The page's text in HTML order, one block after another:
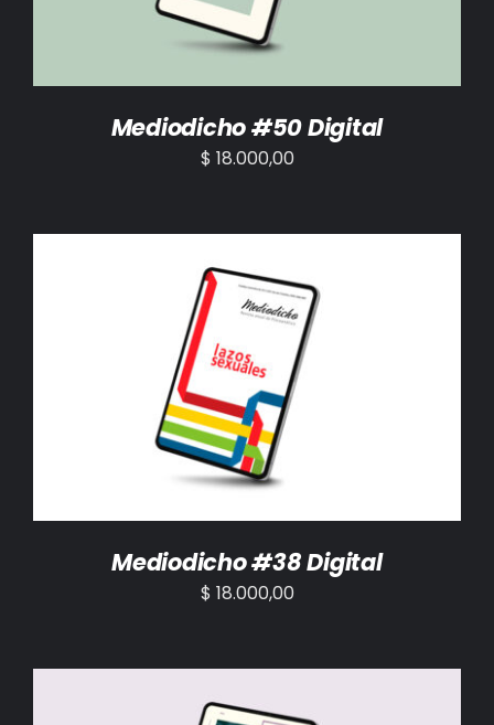
Mediodicho #50 Digital
$ 18.000,00
AÑADIR AL CARRITO /
Mediodicho #38 Digital
$ 18.000,00